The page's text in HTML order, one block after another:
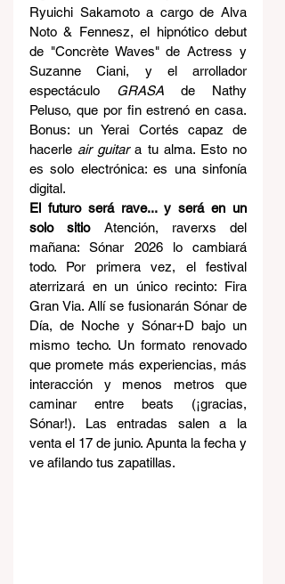
Ryuichi Sakamoto a cargo de Alva
Noto & Fennesz, el hipnótico debut
de "Concrète Waves" de Actress y
Suzanne Ciani, y el arrollador
espectáculo GRASA de Nathy
Peluso, que por fin estrenó en casa.
Bonus: un Yerai Cortés capaz de
hacerle air guitar a tu alma. Esto no
es solo electrónica: es una sinfonía
digital.
El futuro será rave... y será en un
solo sitio Atención, raverxs del
mañana: Sónar 2026 lo cambiará
todo. Por primera vez, el festival
aterrizará en un único recinto: Fira
Gran Via. Allí se fusionarán Sónar de
Día, de Noche y Sónar+D bajo un
mismo techo. Un formato renovado
que promete más experiencias, más
interacción y menos metros que
caminar entre beats (¡gracias,
Sónar!). Las entradas salen a la
venta el 17 de junio. Apunta la fecha y
ve afilando tus zapatillas.